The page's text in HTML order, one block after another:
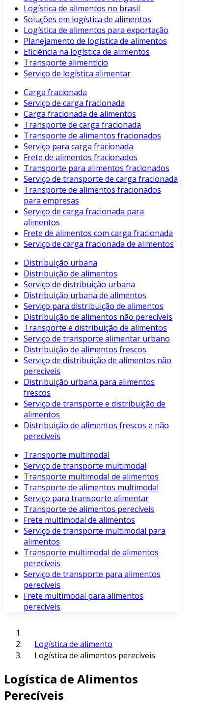
Logística de alimentos no brasil
Soluções em logística de alimentos
Logística de alimentos para exportação
Planejamento de logística de alimentos
Eficiência na logística de alimentos
Transporte alimentício
Serviço de logística alimentar
Carga fracionada
Serviço de carga fracionada
Carga fracionada de alimentos
Transporte de carga fracionada
Transporte de alimentos fracionados
Serviço para carga fracionada
Frete de alimentos fracionados
Transporte para alimentos fracionados
Serviço de transporte de carga fracionada
Transporte de alimentos fracionados
para empresas
Serviço de carga fracionada para
alimentos
Frete de alimentos com carga fracionada
Serviço de carga fracionada de alimentos
Distribuição urbana
Distribuição de alimentos
Serviço de distribuição urbana
Distribuição urbana de alimentos
Serviço para distribuição de alimentos
Distribuição de alimentos não perecíveis
Transporte e distribuição de alimentos
Serviço de transporte alimentar urbano
Distribuição de alimentos frescos
Serviço de distribuição de alimentos não
perecíveis
Distribuição urbana para alimentos
frescos
Serviço de transporte e distribuição de
alimentos
Distribuição de alimentos frescos e não
perecíveis
Transporte multimodal
Serviço de transporte multimodal
Transporte multimodal de alimentos
Transporte de alimentos multimodal
Serviço para transporte alimentar
Transporte de alimentos perecíveis
Frete multimodal de alimentos
Serviço de transporte multimodal para
alimentos
Transporte multimodal de alimentos
perecíveis
Serviço de transporte para alimentos
perecíveis
Frete multimodal para alimentos
perecíveis
Logística de alimento
Logística de alimentos perecíveis
Logística de Alimentos
Perecíveis